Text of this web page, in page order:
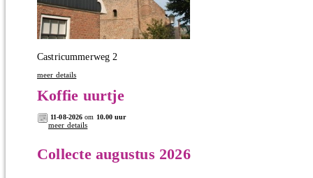
Castricummerweg 2
meer details
Koffie uurtje
11-08-2026 om 10.00 uur
meer details
Collecte augustus 2026